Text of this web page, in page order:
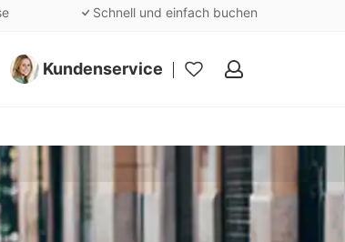
Schnell und einfach buchen
Kundenservice
Meine